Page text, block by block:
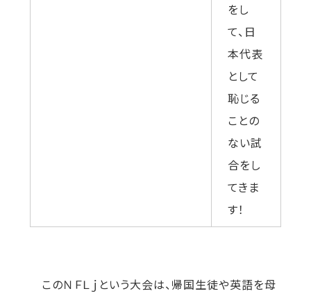
をし
て、日
本代表
として
恥じる
ことの
ない試
合をし
てきま
す！
このＮＦＬｊという大会は、帰国生徒や英語を母